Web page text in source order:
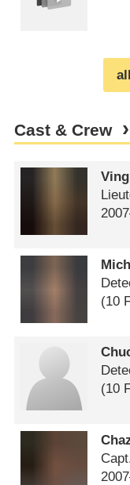
Cast & Crew
(10
(10